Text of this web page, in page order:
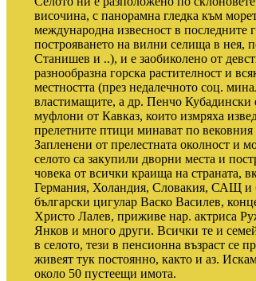
височина, с панорамна гледка към
международна извесност в последните
построяването на вилни селища в нея,
Станишев и ..), и е заобиколено от
разнообразна горска растителност и
местността (през недалечното соц.
властимащите, а др. Пенчо Кубадински
муфлони от Кавказ, които измряха
прелетните птици минават по
Запленени от прелестната околност и
селото са закупили дворни места и
човека от всички краища на
Германия, Холандия, Словакия, САЩ
български цигулар Васко Василев,
Христо Лалев, приживе нар. актриса
Янков и много други. Всички те и
в селото, тези в пенсионна възраст се
живеят тук постоянно, както и аз.
около 50 пустеещи имота.